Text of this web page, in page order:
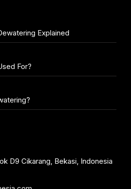
Explained
For?
D9 Cikarang, Bekasi, Indonesia